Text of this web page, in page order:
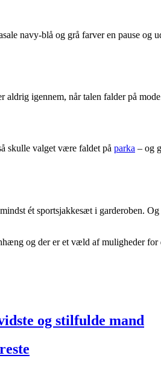
navy-blå og grå farver en pause
aldrig igennem, når talen falder på
skulle valget være faldet på parka – og
ét sportsjakkesæt i garderoben.
og der er et væld af muligheder for
og stilfulde mand